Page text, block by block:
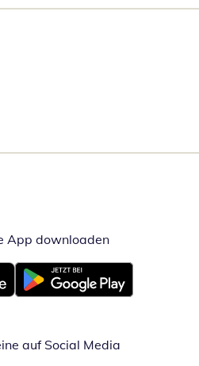
App downloadenÖffnet in
Fenster
Öffnet in neuem Fenster
auf Social Media